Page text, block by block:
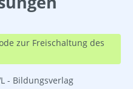
zur Freischaltung des
- Bildungsverlag